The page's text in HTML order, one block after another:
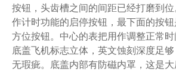
按钮，头齿槽之间的间距已经打磨到
作计时功能的启停按钮，最下面的按
方位按钮。中心的表把用作调整正常时
底盖飞机标志立体，英文蚀刻深度足够
无瑕疵。底盖内部有防磁内罩，这是